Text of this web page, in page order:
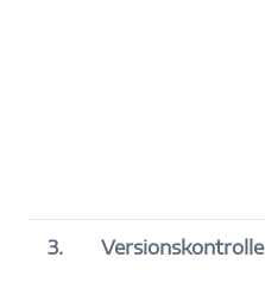
3. Versionskontrolle